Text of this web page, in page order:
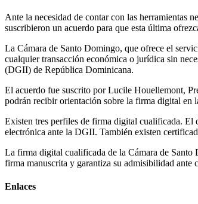
Ante la necesidad de contar con las herramientas
suscribieron un acuerdo para que esta última
La Cámara de Santo Domingo, que ofrece el
cualquier transacción económica o jurídica sin
(DGII) de República Dominicana.
El acuerdo fue suscrito por Lucile Houellemont,
podrán recibir orientación sobre la firma digital en
Existen tres perfiles de firma digital cualificada. El
electrónica ante la DGII. También existen
La firma digital cualificada de la Cámara de
firma manuscrita y garantiza su admisibilidad ante
Enlaces